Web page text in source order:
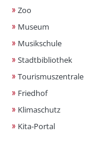
Zoo
Museum
Musikschule
Stadtbibliothek
Tourismuszentrale
Friedhof
Klimaschutz
Kita-Portal